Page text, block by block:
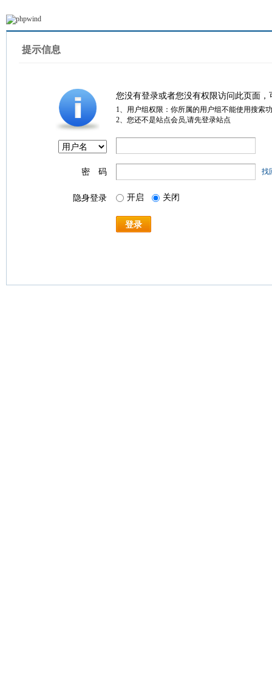
提示信息
您没有登录或者您没有权限访问此页面
1、用户组权限：你所属的用户组不能使用搜索
2、您还不是站点会员,请先登录站点
密 码 找
隐身登录 开启 关闭
登录